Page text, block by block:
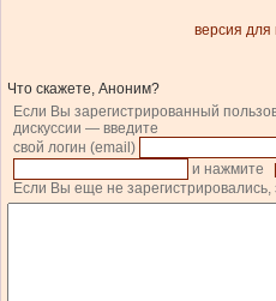
версия для
Что скажете, Аноним?
Если Вы зарегистрированный
дискуссии — введите
свой логин (email)
и нажмите
Если Вы еще не зарегистрировались,